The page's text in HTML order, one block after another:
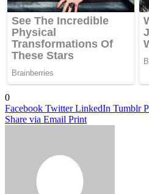
0
Facebook Twitter LinkedIn Tumblr
Share via Email Print